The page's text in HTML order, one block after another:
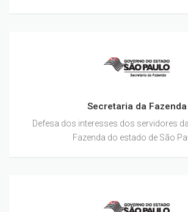
Secretaria da Fazenda
Defesa dos interesses dos servidores
Fazenda do estado de São